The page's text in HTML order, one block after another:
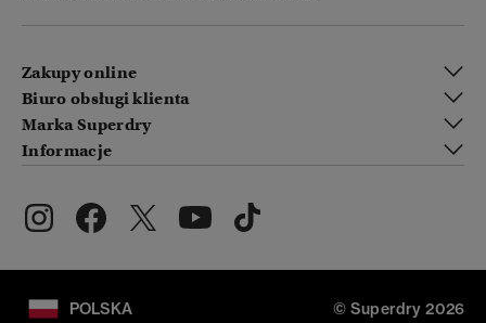
Zakupy online
Biuro obsługi klienta
Marka Superdry
Informacje
POLSKA © Superdry 2026